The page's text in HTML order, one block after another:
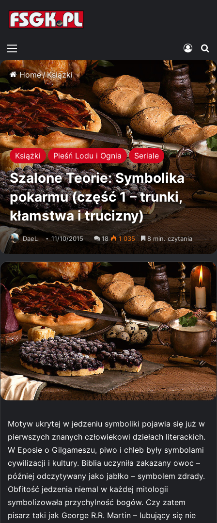
Home/Książki
Książki Pieśń Lodu i Ognia Seriale
Szalone Teorie: Symbolika
pokarmu (część 1 – trunki,
kłamstwa i trucizny)
DaeL 11/10/2015 18 1 035 8 min. czytania
Motyw ukrytej w jedzeniu symboliki pojawia się już w
pierwszych znanych człowiekowi dziełach literackich.
W Eposie o Gilgameszu, piwo i chleb były symbolami
cywilizacji i kultury. Biblia uczyniła zakazany owoc –
później odczytywany jako jabłko – symbolem zdrady.
Obfitość jedzenia niemal w każdej mitologii
symbolizowała przychylność bogów. Czy zatem
pisarz taki jak George R.R. Martin – lubujący się nie